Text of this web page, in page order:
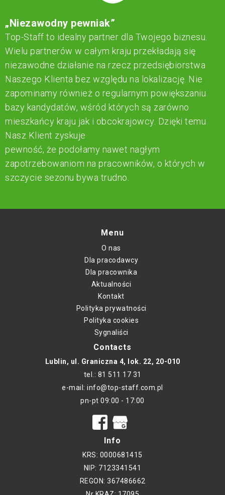
„Niezawodny pewniak”
Top-Staff to idealny partner dla Twojego biznesu.
Wielu partnerów w całym kraju przekładają się
niezawodne działanie na rzecz przedsiębiorstwa
Naszego Klienta bez względu na lokalizację. Nie
zapominamy również o regularnym powiększaniu
bazy kandydatów, wśród których są zarówno
mieszkańcy kraju jak i obcokrajowcy. Dzięki temu
Nasz Klient zyskuje
pewność, że podołamy nawet nagłym
zapotrzebowaniom na pracowników, o których w
szczycie sezonu bywa trudno.
Menu
O nas
Dla pracodawcy
Dla pracownika
Aktualności
Kontakt
Polityka prywatności
Polityka cookies
Sygnaliści
Contacts
Lublin, ul. Graniczna 4, lok. 22, 20-010
tel.: 81 511 17 31
e-mail: info@top-staff.com.pl
pn-pt 09:00 - 17:00
Info
KRS: 0000681415
NIP: 7123341541
REGON: 367486662